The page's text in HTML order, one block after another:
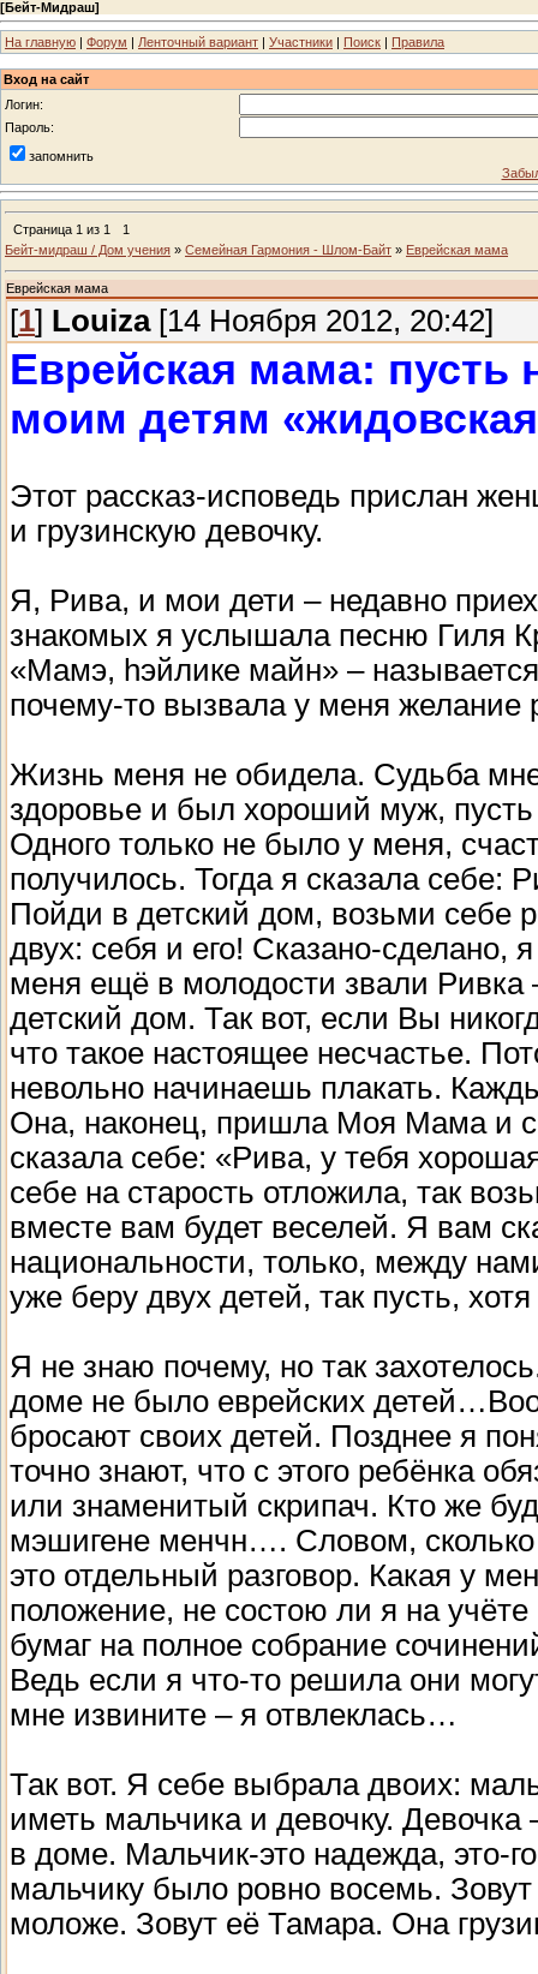
[Бейт-Мидраш]
На главную | Форум | Ленточный вариант | Участники | Поиск | Правила
Вход на сайт
Логин:
Пароль:
запомнить
Страница 1 из 1
1
Бейт-мидраш / Дом учения » Семейная Гармония - Шлом-Байт » Еврейская мама
Еврейская мама
[1] Louiza[14 Ноября 2012, 20:42]
Еврейская мама: пусть
моим детям
Этот рассказ-исповедь прислан
и грузинскую девочку.
Я, Рива, и мои дети – недавно
знакомых я услышала песню Гиля
«Мамэ, hэйлике майн» –
почему-то вызвала у меня желание
Жизнь меня не обидела. Судьба
здоровье и был хороший муж,
Одного только не было у меня,
получилось. Тогда я сказала
Пойди в детский дом, возьми себе
двух: себя и его! Сказано-
меня ещё в молодости звали
детский дом. Так вот, если Вы
что такое настоящее несчастье.
невольно начинаешь плакать.
Она, наконец, пришла Моя Мама и
сказала себе: «Рива, у тебя
себе на старость отложила, так
вместе вам будет веселей. Я вам
национальности, только, между
уже беру двух детей, так пусть,
Я не знаю почему, но так
доме не было еврейских
бросают своих детей. Позднее я
точно знают, что с этого ребёнка
или знаменитый скрипач. Кто же
мэшигене менчн…. Словом, сколько
это отдельный разговор. Какая у
положение, не состою ли я на
бумаг на полное собрание
Ведь если я что-то решила они
мне извините – я отвлеклась…
Так вот. Я себе выбрала двоих:
иметь мальчика и девочку.
в доме. Мальчик-это надежда, это-
мальчику было ровно восемь.
моложе. Зовут её Тамара. Она